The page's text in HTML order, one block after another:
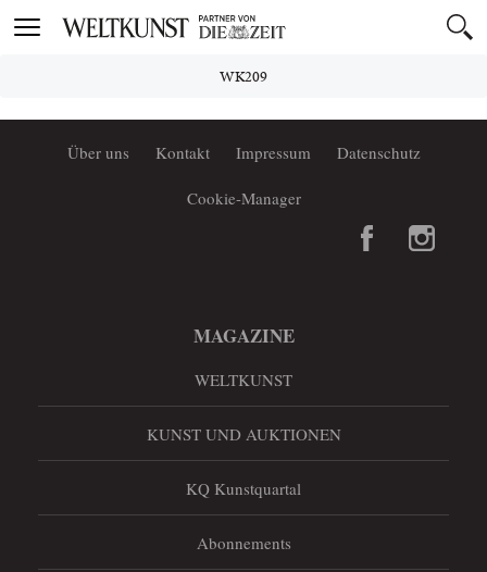
Toggle
WK209
Über uns Kontakt Impressum Datenschutz
Cookie-Manager
MAGAZINE
WELTKUNST
KUNST UND AUKTIONEN
KQ Kunstquartal
Abonnements